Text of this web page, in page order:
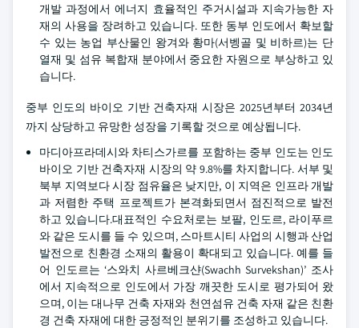
개발 과정에서 에너지 효율적인 주거시설과 지속가능한 자
재의 사용을 장려하고 있습니다. 또한 동부 인도에서 확보할
수 있는 농업 부산물인 왕겨와 황마(서벵골 및 비하르)는 단
열재 및 섬유 복합재 분야에서 중요한 자원으로 부상하고 있
습니다.
중부 인도의 바이오 기반 건축자재 시장은 2025년부터 2034년
까지 상당하고 유망한 성장을 기록할 것으로 예상됩니다.
마디아프라데시와 차티스가르를 포함하는 중부 인도는 인도
바이오 기반 건축자재 시장의 약 9.8%를 차지합니다. 서부 및
북부 지역보다 시장 점유율은 낮지만, 이 지역은 인프라 개발
과 저렴한 주택 프로젝트가 본격화되면서 점진적으로 발전
하고 있습니다.대표적인 수요처로는 보팔, 인도르, 라이푸르
와 같은 도시를 들 수 있으며, 스마트시티 사업의 시행과 산업
발전으로 친환경 소재의 활용이 확대되고 있습니다. 예를 들
어 인도르는 ‘스와치 사르베크샨(Swachh Survekshan)’ 조사
에서 지속적으로 인도에서 가장 깨끗한 도시로 평가되어 왔
으며, 이는 대나무 건축 자재와 천연섬유 건축 자재 같은 친환
경 건축 자재에 대한 긍정적인 분위기를 조성하고 있습니다.